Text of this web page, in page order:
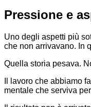
Pressione e
Uno degli aspetti più
che non arrivavano. In
Quella storia pesava.
Il lavoro che abbiamo
mentale che serviva